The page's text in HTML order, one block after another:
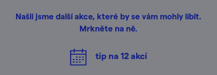
Našli jsme další akce, které by se vám mohly líbit.
Mrkněte na ně.
tip na 12akcí